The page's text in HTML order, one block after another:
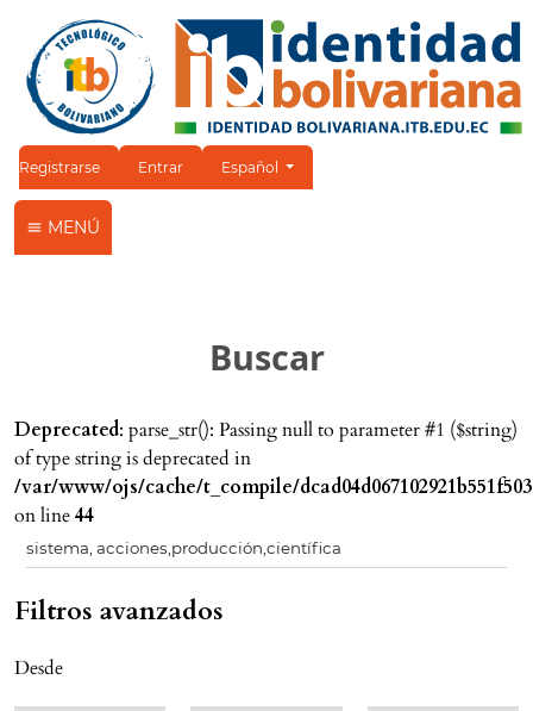
Registrarse Entrar Cambiar el idioma. El idioma actual es:
Español
MENÚ
Buscar
Deprecated: parse_str(): Passing null to parameter #1 ($string)
of type string is deprecated in
/var/www/ojs/cache/t_compile/
on line44
Filtros avanzados
Desde